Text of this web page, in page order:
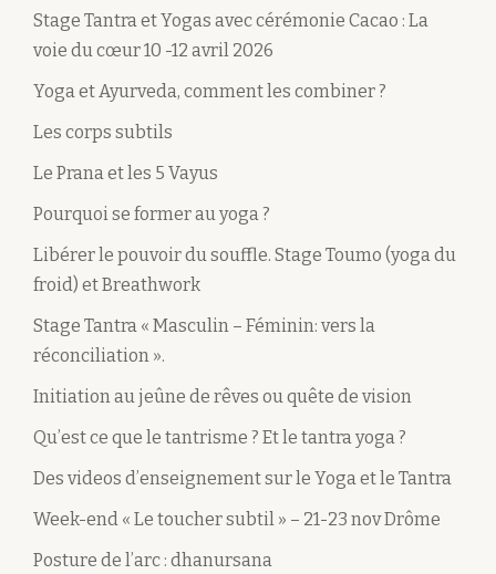
Stage Tantra et Yogas avec cérémonie Cacao : La
voie du cœur 10 -12 avril 2026
Yoga et Ayurveda, comment les combiner ?
Les corps subtils
Le Prana et les 5 Vayus
Pourquoi se former au yoga ?
Libérer le pouvoir du souffle. Stage Toumo (yoga du
froid) et Breathwork
Stage Tantra « Masculin – Féminin: vers la
réconciliation ».
Initiation au jeûne de rêves ou quête de vision
Qu’est ce que le tantrisme ? Et le tantra yoga ?
Des videos d’enseignement sur le Yoga et le Tantra
Week-end « Le toucher subtil » – 21-23 nov Drôme
Posture de l’arc : dhanursana